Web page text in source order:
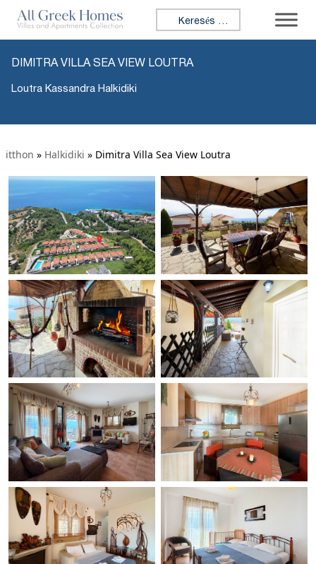
Keresés:
DIMITRA VILLA SEA VIEW LOUTRA
Loutra Kassandra Halkidiki
itthon » Halkidiki » Dimitra Villa Sea View Loutra